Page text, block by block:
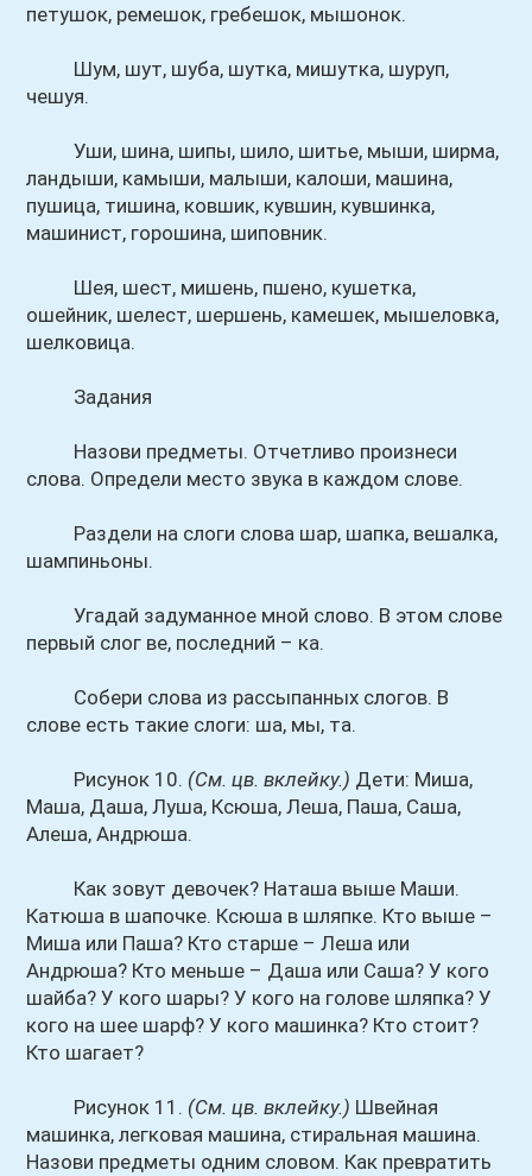
петушок, ремешок, гребешок, мышонок.
Шум, шут, шуба, шутка, мишутка, шуруп,
чешуя.
Уши, шина, шипы, шило, шитье, мыши, ширма,
ландыши, камыши, малыши, калоши, машина,
пушица, тишина, ковшик, кувшин, кувшинка,
машинист, горошина, шиповник.
Шея, шест, мишень, пшено, кушетка,
ошейник, шелест, шершень, камешек, мышеловка,
шелковица.
Задания
Назови предметы. Отчетливо произнеси
слова. Определи место звука в каждом слове.
Раздели на слоги слова шар, шапка, вешалка,
шампиньоны.
Угадай задуманное мной слово. В этом слове
первый слог ве, последний – ка.
Собери слова из рассыпанных слогов. В
слове есть такие слоги: ша, мы, та.
Рисунок 10. (См. цв. вклейку.) Дети: Миша,
Маша, Даша, Луша, Ксюша, Леша, Паша, Саша,
Алеша, Андрюша.
Как зовут девочек? Наташа выше Маши.
Катюша в шапочке. Ксюша в шляпке. Кто выше –
Миша или Паша? Кто старше – Леша или
Андрюша? Кто меньше – Даша или Саша? У кого
шайба? У кого шары? У кого на голове шляпка? У
кого на шее шарф? У кого машинка? Кто стоит?
Кто шагает?
Рисунок 11. (См. цв. вклейку.) Швейная
машинка, легковая машина, стиральная машина.
Назови предметы одним словом. Как превратить